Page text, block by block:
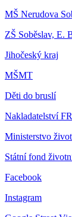
MŠ Nerudova
ZŠ Soběslav, E.
Jihočeský kraj
MŠMT
Děti do bruslí
Nakladatelství
Ministerstvo
Státní fond
Facebook
Instagram